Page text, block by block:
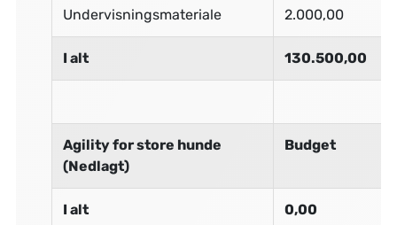
Undervisningsmateriale 2.000,00
I alt 130.500,00
Agility for store hunde
(Nedlagt)
Budget
I alt 0,00